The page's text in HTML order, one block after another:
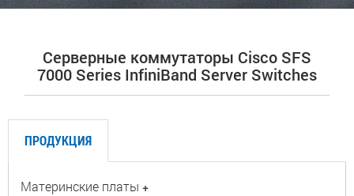
КАТАЛОГ
УСЛУГИ
КОНТАКТЫ
Серверные коммутаторы Cisco SFS
7000 Series InfiniBand Server Switches
ПРОДУКЦИЯ
Материнские платы +